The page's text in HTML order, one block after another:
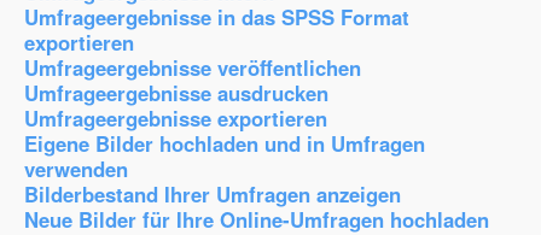
Umfrageergebnisse in das SPSS Format
exportieren
Umfrageergebnisse veröffentlichen
Umfrageergebnisse ausdrucken
Umfrageergebnisse exportieren
Eigene Bilder hochladen und in Umfragen
verwenden
Bilderbestand Ihrer Umfragen anzeigen
Neue Bilder für Ihre Online-Umfragen hochladen